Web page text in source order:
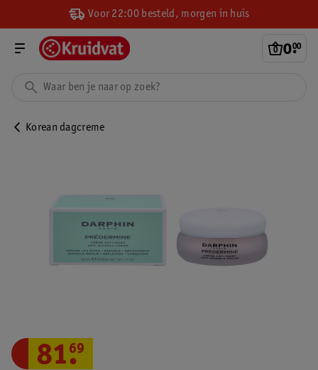
Voor 22:00 besteld, morgen in huis
0.
00
Korean dagcreme
81.
69